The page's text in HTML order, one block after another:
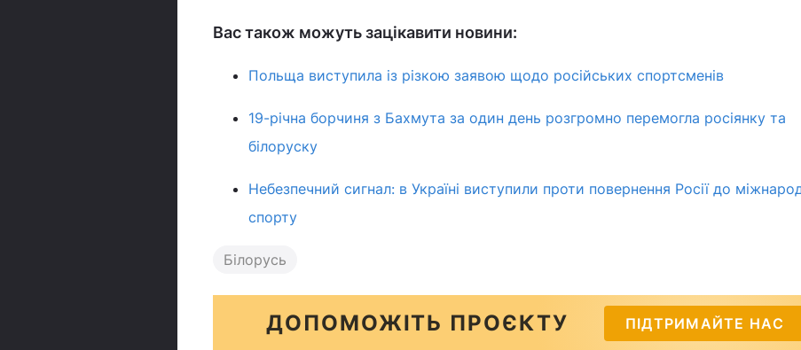
Вас також можуть зацікавити новини:
Польща виступила із різкою заявою щодо російських спортсменів
19-річна борчиня з Бахмута за один день розгромно перемогла росіянку та
білоруску
Небезпечний сигнал: в Україні виступили проти повернення Росії до
спорту
Білорусь
ДОПОМОЖІТЬ ПРОЄКТУ ПІДТРИМАЙТЕ НАС